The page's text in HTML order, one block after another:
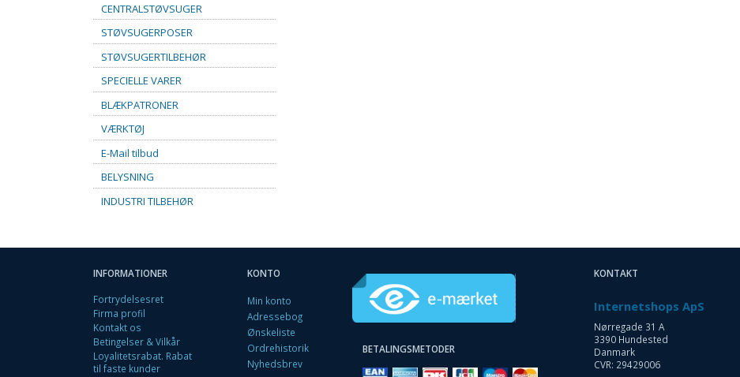
CENTRALSTØVSUGER
STØVSUGERPOSER
STØVSUGERTILBEHØR
SPECIELLE VARER
BLÆKPATRONER
VÆRKTØJ
E-Mail tilbud
BELYSNING
INDUSTRI TILBEHØR
INFORMATIONER
Fortrydelsesret
Firma profil
Kontakt os
Betingelser & Vilkår
Loyalitetsrabat. Rabat
til faste kunder
KONTO
Min konto
Adressebog
Ønskeliste
Ordrehistorik
Nyhedsbrev
BETALINGSMETODER
KONTAKT
Internetshops ApS
Nørregade 31 A
3390 Hundested
Danmark
CVR: 29429006